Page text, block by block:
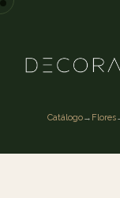
Catálogo→ Flores